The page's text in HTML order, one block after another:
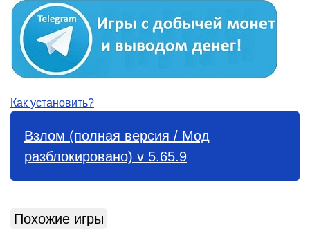
Как установить?
Взлом (полная версия / Мод
разблокировано) v 5.65.9
Похожие игры